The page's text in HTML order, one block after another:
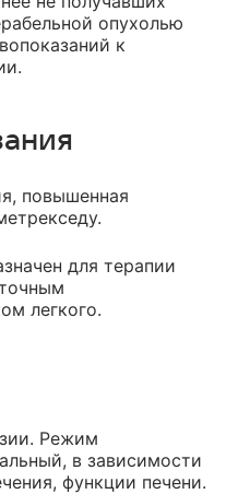
опухолью
к
повышенная
для терапии
легкого.
Режим
в зависимости
функции печени.